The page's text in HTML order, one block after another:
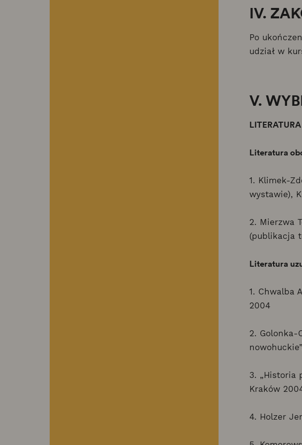
IV.
Po
udział w
V.
Literatura
1. Klimek-
wystawie),
2. Mierzwa
(publikacja
Literatura
1. Chwalba
2004
2. Golonka-
3. „Historia
Kraków
4. Holzer